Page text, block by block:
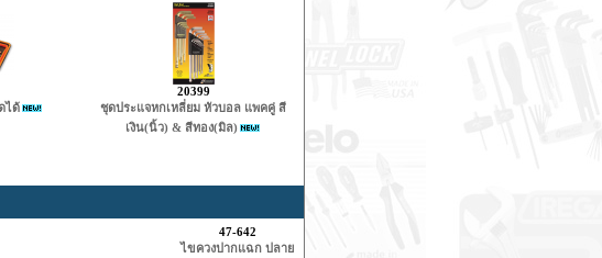
ได้
20399
ชุดประแจหกเหลี่ยม หัวบอล แพคคู่ สี
เงิน(นิ้ว) & สีทอง(มิล)
47-642
ไขควงปากแฉก ปลาย